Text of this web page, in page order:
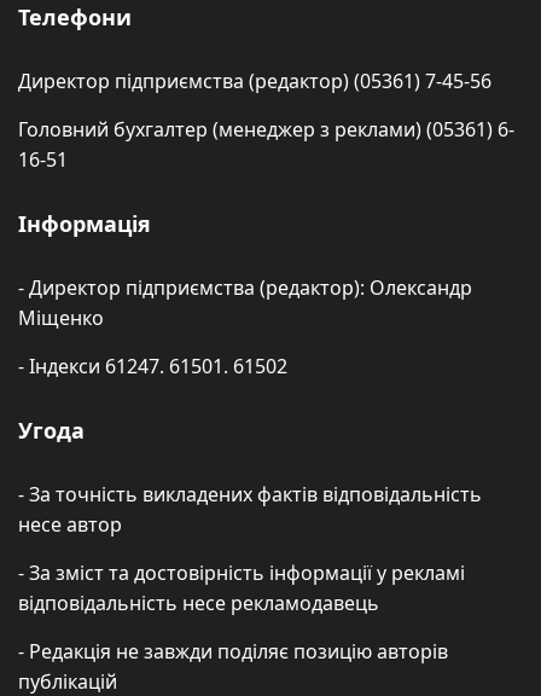
Телефони
Директор підприємства (редактор) (05361) 7-45-56
Головний бухгалтер (менеджер з реклами) (05361) 6-
16-51
Інформація
- Директор підприємства (редактор): Олександр
Міщенко
- Індекси 61247. 61501. 61502
Угода
- За точність викладених фактів відповідальність
несе автор
- За зміст та достовірність інформації у рекламі
відповідальність несе рекламодавець
- Редакція не завжди поділяє позицію авторів
публікацій